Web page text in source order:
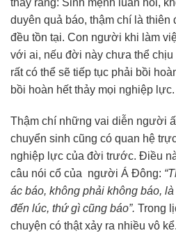
duyên quả báo, thậm chí là
đều tồn tại. Con người khi làm
với ai, nếu đời này chưa thể
rất có thể sẽ tiếp tục phải bồi
bồi hoàn hết thảy mọi nghiệp lực.
Thậm chí những vai diễn người
chuyển sinh cũng có quan hệ
nghiệp lực của đời trước. Điều
câu nói cổ của người Á Đông:
ác báo, không phải không báo,
đến lúc, thứ gì cũng báo”. Trong
chuyện có thật xảy ra nhiều vô